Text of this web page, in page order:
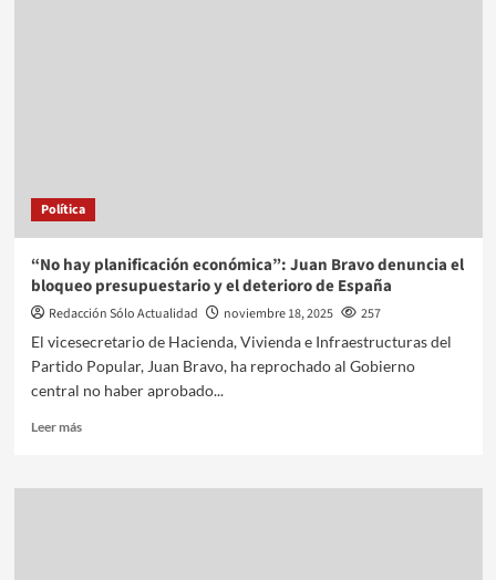
Política
“No hay planificación económica”: Juan Bravo denuncia el
bloqueo presupuestario y el deterioro de España
Redacción Sólo Actualidad noviembre 18, 2025
257
El vicesecretario de Hacienda, Vivienda e Infraestructuras del
Partido Popular, Juan Bravo, ha reprochado al Gobierno
central no haber aprobado...
Leer más